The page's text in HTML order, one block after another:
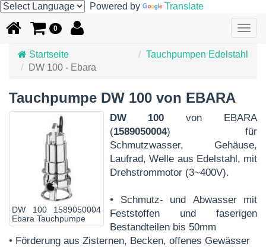
Powered by Translate
0
Startseite
Tauchpumpen Edelstahl
DW 100 - Ebara
Tauchpumpe DW 100 von EBARA
DW 100 1589050004
Ebara Tauchpumpe
DW 100 von EBARA
(1589050004) für
Schmutzwasser, Gehäuse,
Laufrad, Welle aus Edelstahl, mit
Drehstrommotor (3~400V).
• Schmutz- und Abwasser mit
Feststoffen und faserigen
Bestandteilen bis 50mm
• Förderung aus Zisternen, Becken, offenes Gewässer